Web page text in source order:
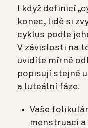
I když definicí
konec, lidé si
cyklus podle
V závislosti na
uvidíte mírně
popisují stejné
a luteální fáze.
Vaše
menstruaci